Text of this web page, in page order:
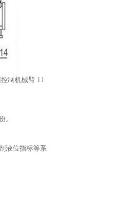
制机械臂 11
。
液位指标等系